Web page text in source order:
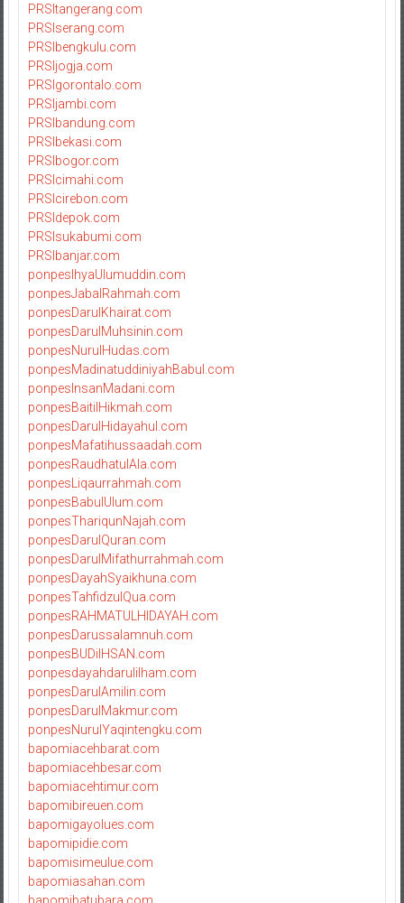
PRSItangerang.com
PRSIserang.com
PRSIbengkulu.com
PRSIjogja.com
PRSIgorontalo.com
PRSIjambi.com
PRSIbandung.com
PRSIbekasi.com
PRSIbogor.com
PRSIcimahi.com
PRSIcirebon.com
PRSIdepok.com
PRSIsukabumi.com
PRSIbanjar.com
ponpesIhyaUlumuddin.com
ponpesJabalRahmah.com
ponpesDarulKhairat.com
ponpesDarulMuhsinin.com
ponpesNurulHudas.com
ponpesMadinatuddiniyahBabul.com
ponpesInsanMadani.com
ponpesBaitilHikmah.com
ponpesDarulHidayahul.com
ponpesMafatihussaadah.com
ponpesRaudhatulAla.com
ponpesLiqaurrahmah.com
ponpesBabulUlum.com
ponpesThariqunNajah.com
ponpesDarulQuran.com
ponpesDarulMifathurrahmah.com
ponpesDayahSyaikhuna.com
ponpesTahfidzulQua.com
ponpesRAHMATULHIDAYAH.com
ponpesDarussalamnuh.com
ponpesBUDiIHSAN.com
ponpesdayahdarulilham.com
ponpesDarulAmilin.com
ponpesDarulMakmur.com
ponpesNurulYaqintengku.com
bapomiacehbarat.com
bapomiacehbesar.com
bapomiacehtimur.com
bapomibireuen.com
bapomigayolues.com
bapomipidie.com
bapomisimeulue.com
bapomiasahan.com